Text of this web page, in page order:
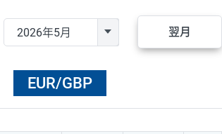
翌月
EUR/GBP